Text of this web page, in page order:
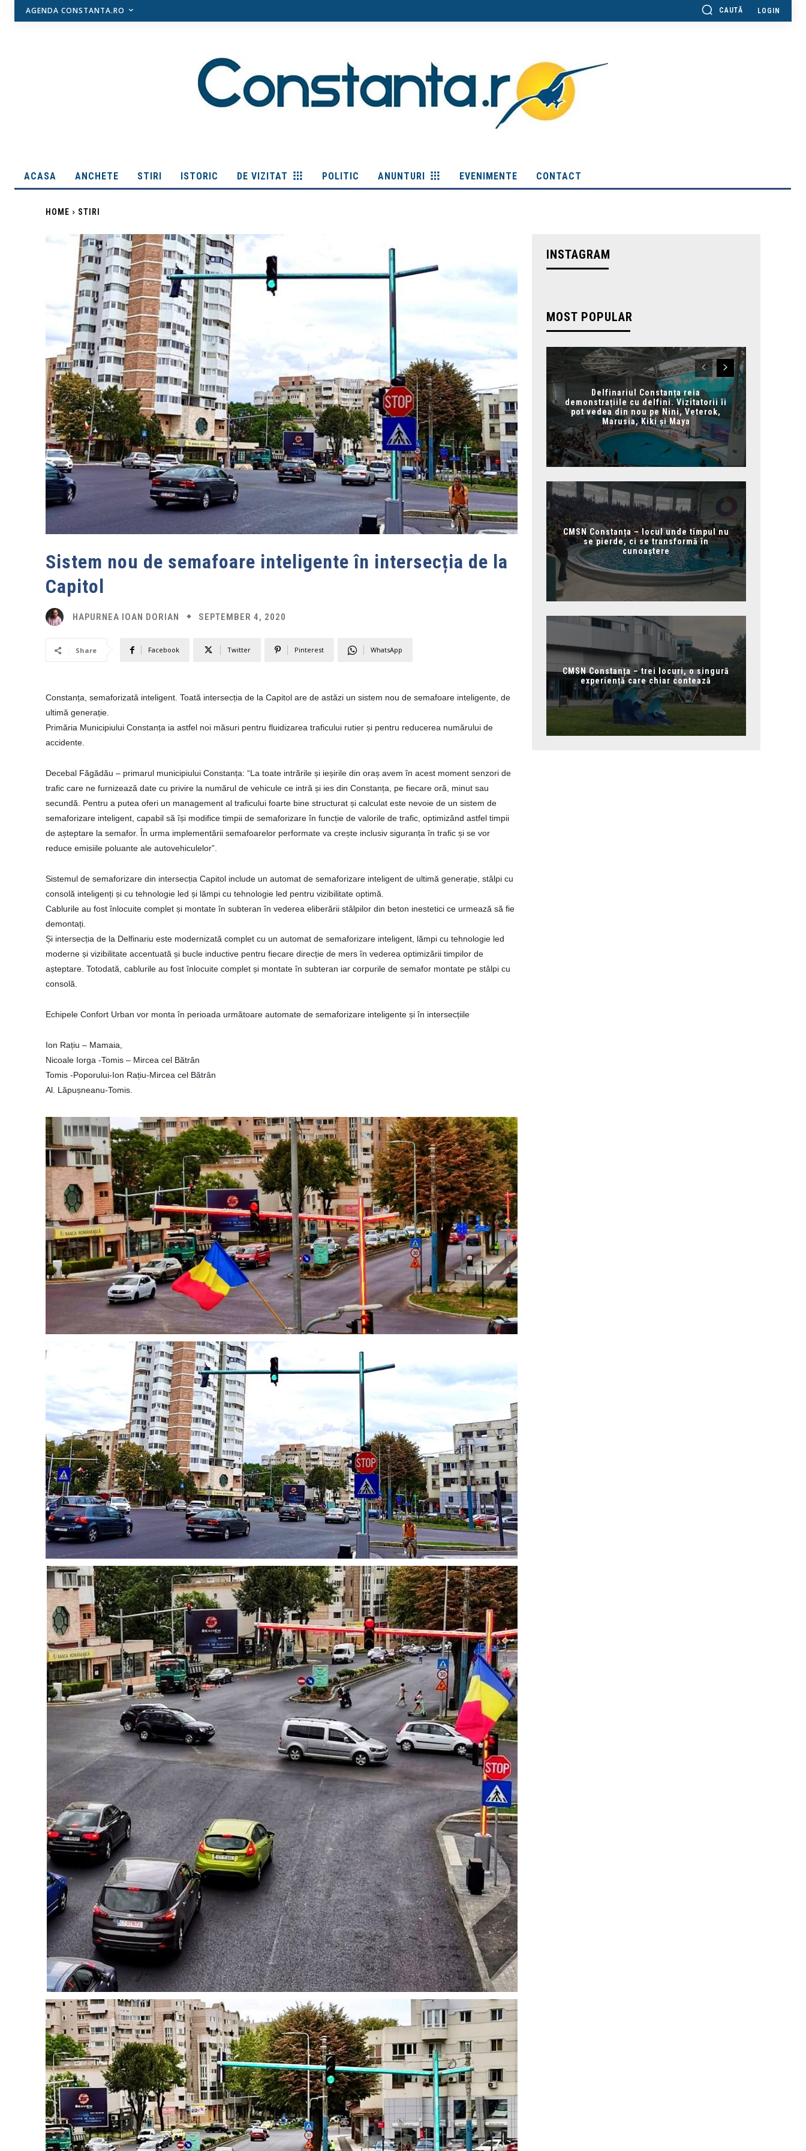
AGENDA CONSTANTA.RO CAUTĂ LOGIN
ACASA ANCHETE STIRI ISTORIC DE VIZITAT POLITIC ANUNTURI EVENIMENTE CONTACT
HOME STIRI
Sistem nou de semafoare inteligente în intersecția de la
Capitol
HAPURNEA IOAN DORIAN SEPTEMBER 4, 2020
Share Facebook Twitter Pinterest WhatsApp
Constanța, semaforizată inteligent. Toată intersecția de la Capitol are de astăzi un sistem nou de semafoare inteligente, de
ultimă generație.
Primăria Municipiului Constanța ia astfel noi măsuri pentru fluidizarea traficului rutier și pentru reducerea numărului de
accidente.
Decebal Făgădău – primarul municipiului Constanța: “La toate intrările și ieșirile din oraș avem în acest moment senzori de
trafic care ne furnizează date cu privire la numărul de vehicule ce intră și ies din Constanța, pe fiecare oră, minut sau
secundă. Pentru a putea oferi un management al traficului foarte bine structurat și calculat este nevoie de un sistem de
semaforizare inteligent, capabil să își modifice timpii de semaforizare în funcție de valorile de trafic, optimizând astfel timpii
de așteptare la semafor. În urma implementării semafoarelor performate va crește inclusiv siguranța în trafic și se vor
reduce emisiile poluante ale autovehiculelor”.
Sistemul de semaforizare din intersecția Capitol include un automat de semaforizare inteligent de ultimă generație, stâlpi cu
consolă inteligenți și cu tehnologie led și lămpi cu tehnologie led pentru vizibilitate optimă.
Cablurile au fost înlocuite complet și montate în subteran în vederea eliberării stâlpilor din beton inestetici ce urmează să fie
demontați.
Și intersecția de la Delfinariu este modernizată complet cu un automat de semaforizare inteligent, lămpi cu tehnologie led
moderne și vizibilitate accentuată și bucle inductive pentru fiecare direcție de mers în vederea optimizării timpilor de
așteptare. Totodată, cablurile au fost înlocuite complet și montate în subteran iar corpurile de semafor montate pe stâlpi cu
consolă.
Echipele Confort Urban vor monta în perioada următoare automate de semaforizare inteligente și în intersecțiile
Ion Rațiu – Mamaia,
Nicoale Iorga -Tomis – Mircea cel Bătrân
Tomis -Poporului-Ion Rațiu-Mircea cel Bătrân
Al. Lăpușneanu-Tomis.
INSTAGRAM
MOST POPULAR
Delfinariul Constanța reia
demonstrațiile cu delfini. Vizitatorii îi
pot vedea din nou pe Nini, Veterok,
Marusia, Kiki și Maya
CMSN Constanța – locul unde timpul nu
se pierde, ci se transformă în
cunoaștere
CMSN Constanța – trei locuri, o singură
experiență care chiar contează